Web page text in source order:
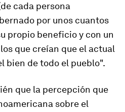
cada persona
por unos cuantos
propio beneficio y con un
que creían que el actual
bien de todo el pueblo".
que la percepción que
sobre el